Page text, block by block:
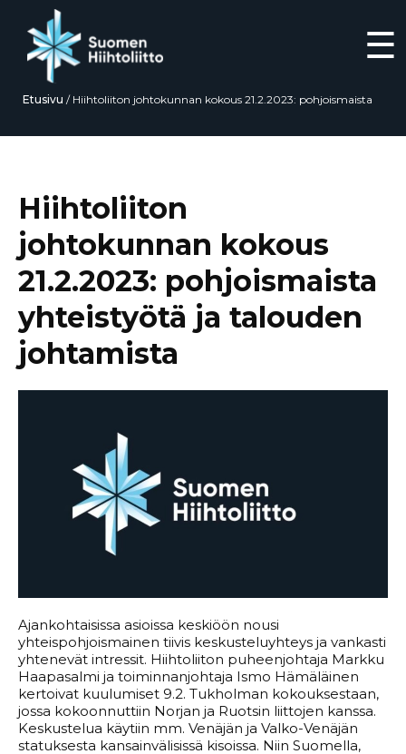
☰
Etusivu / Hiihtoliiton johtokunnan kokous 21.2.2023: pohjoismaista
Hiihtoliiton
johtokunnan kokous
21.2.2023: pohjoismaista
yhteistyötä ja talouden
johtamista
Ajankohtaisissa asioissa keskiöön nousi
yhteispohjoismainen tiivis keskusteluyhteys ja vankasti
yhtenevät intressit. Hiihtoliiton puheenjohtaja Markku
Haapasalmi ja toiminnanjohtaja Ismo Hämäläinen
kertoivat kuulumiset 9.2. Tukholman kokouksestaan,
jossa kokoonnuttiin Norjan ja Ruotsin liittojen kanssa.
Keskustelua käytiin mm. Venäjän ja Valko-Venäjän
statuksesta kansainvälisissä kisoissa. Niin Suomella,